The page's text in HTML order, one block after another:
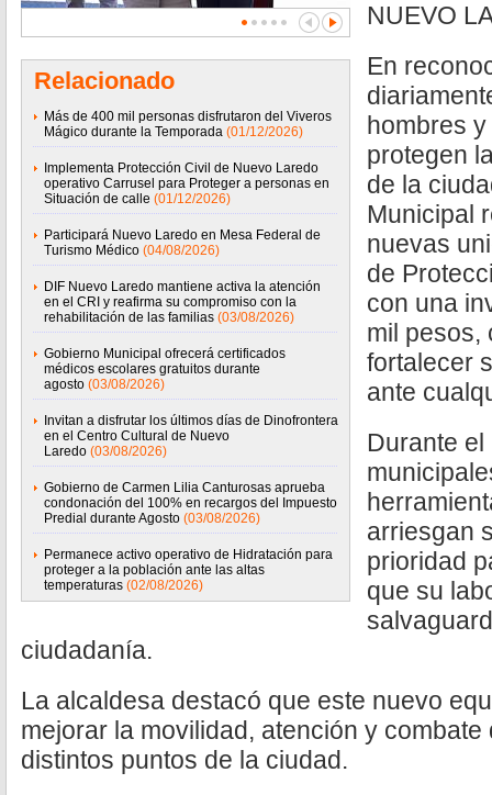
Relacionado
Más de 400 mil personas disfrutaron del Viveros
Mágico durante la Temporada (01/12/2026)
Implementa Protección Civil de Nuevo Laredo
operativo Carrusel para Proteger a personas en
Situación de calle (01/12/2026)
Participará Nuevo Laredo en Mesa Federal de
Turismo Médico (04/08/2026)
DIF Nuevo Laredo mantiene activa la atención
en el CRI y reafirma su compromiso con la
rehabilitación de las familias (03/08/2026)
Gobierno Municipal ofrecerá certificados
médicos escolares gratuitos durante
agosto (03/08/2026)
Invitan a disfrutar los últimos días de Dinofrontera
en el Centro Cultural de Nuevo
Laredo (03/08/2026)
Gobierno de Carmen Lilia Canturosas aprueba
condonación del 100% en recargos del Impuesto
Predial durante Agosto (03/08/2026)
Permanece activo operativo de Hidratación para
proteger a la población ante las altas
temperaturas (02/08/2026)
NUEVO
En
hombres
protegen
de la
Municipal
nuevas
de
con una
mil pesos,
fortalecer
ante
Durante
arriesgan
prioridad
que su
ciudadanía.
La alcaldesa destacó que este nuevo
mejorar la movilidad, atención y
distintos puntos de la ciudad.